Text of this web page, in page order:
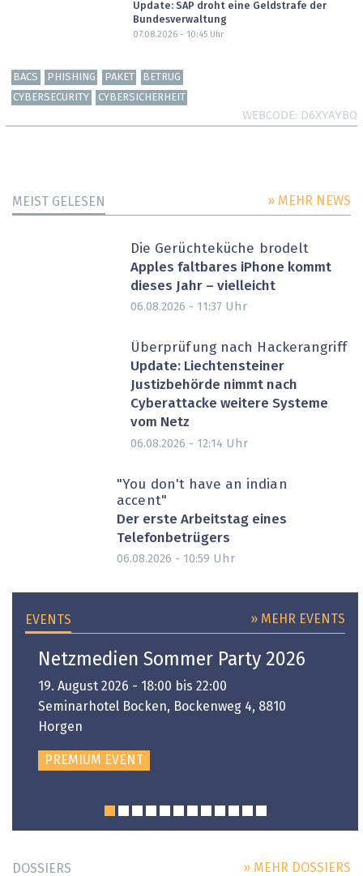
Update: SAP droht eine Geldstrafe der
Bundesverwaltung
07.08.2026 - 10:45Uhr
BACS PHISHING PAKET
BETRUG
CYBERSECURITY
CYBERSICHERHEIT
WEBCODE D6XYAYBQ
MEIST GELESEN » MEHR NEWS
Die Gerüchteküche brodelt
Apples faltbares iPhone kommt
dieses Jahr – vielleicht
06.08.2026 - 11:37 Uhr
Überprüfung nach Hackerangriff
Update: Liechtensteiner
Justizbehörde nimmt nach
Cyberattacke weitere Systeme
vom Netz
06.08.2026 - 12:14 Uhr
"You don't have an indian
accent"
Der erste Arbeitstag eines
Telefonbetrügers
06.08.2026 - 10:59 Uhr
EVENTS » MEHR EVENTS
Netzmedien Sommer Party 2026
19. August 2026 - 18:00 bis 22:00
Seminarhotel Bocken, Bockenweg 4, 8810
Horgen
PREMIUM EVENT
DOSSIERS » MEHR DOSSIERS